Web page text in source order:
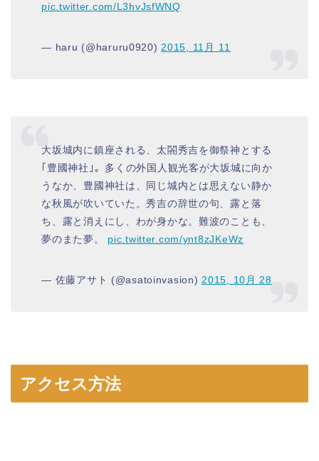
pic.twitter.com/L3hvJsfWNQ
— haru (@haruru0920) 2015, 11月 11
大坂城内に鎮座される、太閤秀吉を御祭神とする
｢豊國神社｣。多くの外国人観光客が大坂城に向か
うなか、豊國神社は、同じ城内とは思えない静か
な秋風が吹いていた。秀吉の辞世の句、露と落
ち、露と消えにし、わが身かな。難波のことも、
夢のまた夢。 pic.twitter.com/ynt8zJKeWz
— 佐藤アサト (@asatoinvasion) 2015, 10月 28
アクセス方法